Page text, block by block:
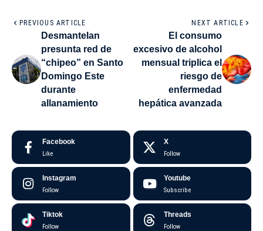
PREVIOUS ARTICLE
Desmantelan
presunta red de
“chipeo” en Santo
Domingo Este
durante
allanamiento
NEXT ARTICLE
El consumo
excesivo de alcohol
mensual triplica el
riesgo de
enfermedad
hepática avanzada
Facebook
Like
X
Follow
Instagram
Follow
Youtube
Subscribe
Tiktok
Follow
Threads
Follow